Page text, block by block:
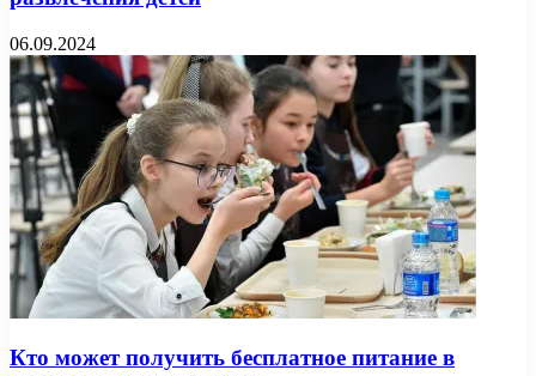
06.09.2024
Кто может получить бесплатное питание в